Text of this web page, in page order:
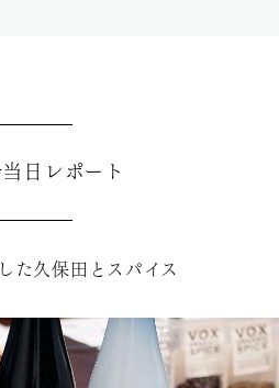
日レポート
た久保田とスパイス